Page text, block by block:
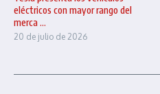
eléctricos con mayor rango del
merca ...
20 de julio de 2026